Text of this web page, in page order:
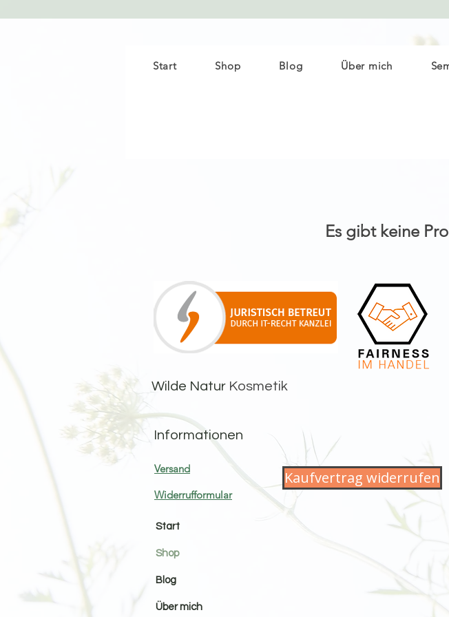
Start Shop Blog Über mich
Es gibt keine
Wilde Natur Kosmetik
Informationen
Versand
Widerrufformular
Start
Shop
Blog
Über mich
Kaufvertrag widerrufen